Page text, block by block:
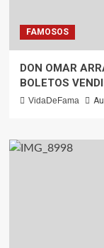
FAMOSOS
DON OMAR
BOLETOS
VidaDeFama